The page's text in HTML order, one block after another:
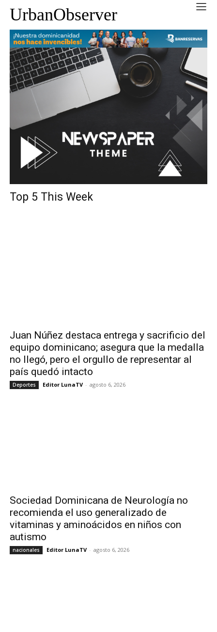
UrbanObserver
Top 5 This Week
Juan Núñez destaca entrega y sacrificio del
equipo dominicano; asegura que la medalla
no llegó, pero el orgullo de representar al
país quedó intacto
Deportes Editor LunaTV - agosto 6, 2026
Sociedad Dominicana de Neurología no
recomienda el uso generalizado de
vitaminas y aminoácidos en niños con
autismo
nacionales Editor LunaTV - agosto 6, 2026